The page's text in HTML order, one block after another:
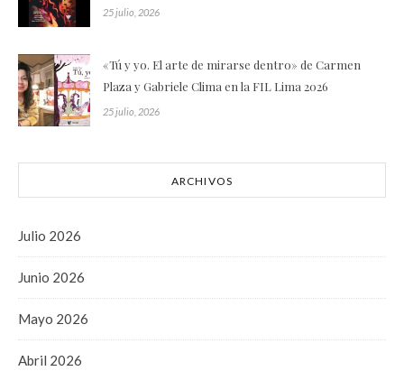
25 julio, 2026
«Tú y yo. El arte de mirarse dentro» de Carmen
Plaza y Gabriele Clima en la FIL Lima 2026
25 julio, 2026
ARCHIVOS
Julio 2026
Junio 2026
Mayo 2026
Abril 2026